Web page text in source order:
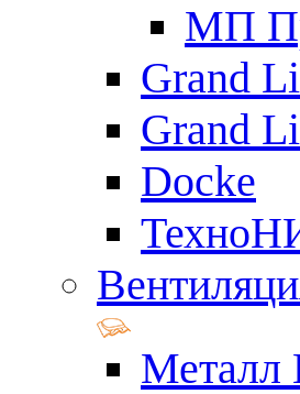
МП
Grand
Grand
Docke
Металл